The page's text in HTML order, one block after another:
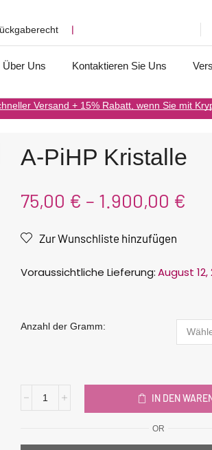
❘
Über Uns Kontaktieren Sie Uns
Versand + 15% Rabatt, wenn Sie mit
A-PiHP Kristalle
75,00 € – 1.900,00 €
Zur Wunschliste hinzufügen
Voraussichtliche Lieferung:August 12,
Anzahl der Gramm:
IN DEN
OR